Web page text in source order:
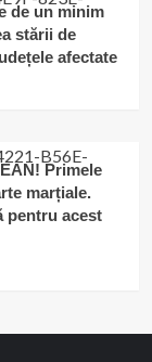
de un minim
stării de
afectate
Primele
marțiale.
pentru acest